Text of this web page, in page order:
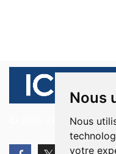
Nous
Nous
votre
© 2026 Ici Beyrouth.